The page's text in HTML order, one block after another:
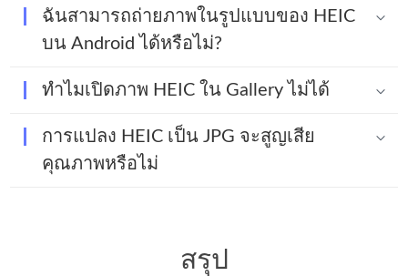
ฉันสามารถถ่ายภาพในรูปแบบของ HEIC
บน Android ได้หรือไม่?
ทำไมเปิดภาพ HEIC ใน Gallery ไม่ได้
การแปลง HEIC เป็น JPG จะสูญเสีย
คุณภาพหรือไม่
สรุป